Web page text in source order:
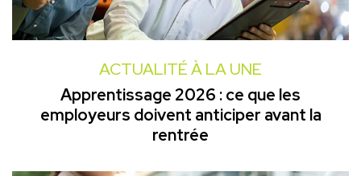
ACTUALITÉ À LA UNE
Apprentissage 2026 : ce que les
employeurs doivent anticiper avant la
rentrée